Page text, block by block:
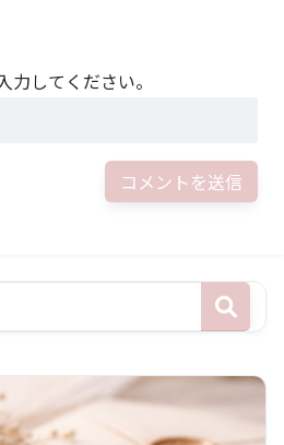
してください。